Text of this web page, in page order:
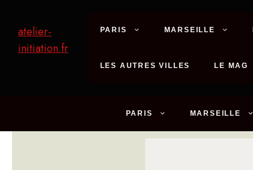
contenu
atelier-
initiation.fr
PARIS MARSEILLE
LES AUTRES VILLES LE MAG
PARIS MARSEILLE